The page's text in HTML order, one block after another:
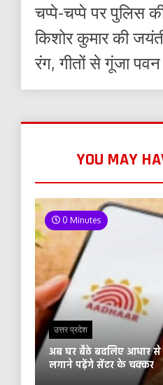
चप्पे-चप्पे पर पुलिस
किशोर कुमार की
रंग, गीतों से गूंजा पवन
YOU MAY
0 Minutes
उत्तर प्रदेश
अब घर बैठे बदलिए आधार से
लगाने पड़ेंगे सेंटर के चक्कर